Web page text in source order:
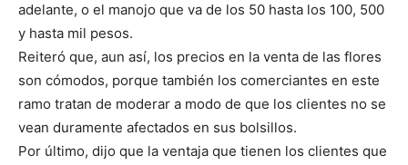
adelante, o el manojo que va de los 50 hasta los 100, 500
y hasta mil pesos.
Reiteró que, aun así, los precios en la venta de las flores
son cómodos, porque también los comerciantes en este
ramo tratan de moderar a modo de que los clientes no se
vean duramente afectados en sus bolsillos.
Por último, dijo que la ventaja que tienen los clientes que